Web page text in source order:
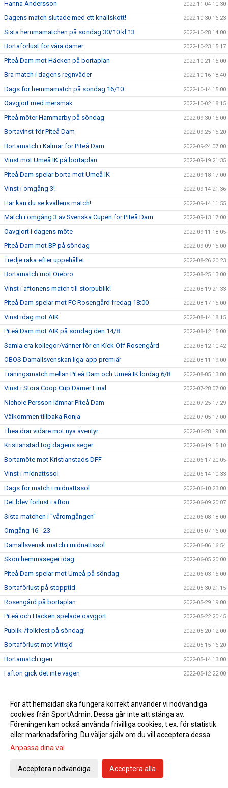
Hanna Andersson 2022-11-04 10:30
Dagens match slutade med ett knallskott! 2022-10-30 16:23
Sista hemmamatchen på söndag 30/10 kl 13 2022-10-28 14:00
Bortaförlust för våra damer 2022-10-23 15:17
Piteå Dam mot Häcken på bortaplan 2022-10-21 15:00
Bra match i dagens regnväder 2022-10-16 18:40
Dags för hemmamatch på söndag 16/10 2022-10-14 15:00
Oavgjort med mersmak 2022-10-02 18:15
Piteå möter Hammarby på söndag 2022-09-30 15:00
Bortavinst för Piteå Dam 2022-09-25 15:20
Bortamatch i Kalmar för Piteå Dam 2022-09-24 07:00
Vinst mot Umeå IK på bortaplan 2022-09-19 21:35
Piteå Dam spelar borta mot Umeå IK 2022-09-18 17:00
Vinst i omgång 3! 2022-09-14 21:36
Här kan du se kvällens match! 2022-09-14 11:55
Match i omgång 3 av Svenska Cupen för Piteå Dam 2022-09-13 17:00
Oavgjort i dagens möte 2022-09-11 18:05
Piteå Dam mot BP på söndag 2022-09-09 15:00
Tredje raka efter uppehållet 2022-08-26 20:23
Bortamatch mot Örebro 2022-08-25 13:00
Vinst i aftonens match till storpublik! 2022-08-19 21:33
Piteå Dam spelar mot FC Rosengård fredag 18:00 2022-08-17 15:00
Vinst idag mot AIK 2022-08-14 18:15
Piteå Dam mot AIK på söndag den 14/8 2022-08-12 15:00
Samla era kollegor/vänner för en Kick Off Rosengård 2022-08-12 10:42
OBOS Damallsvenskan liga-app premiär 2022-08-11 19:00
Träningsmatch mellan Piteå Dam och Umeå IK lördag 6/8 2022-08-05 13:00
Vinst i Stora Coop Cup Damer Final 2022-07-28 07:00
Nichole Persson lämnar Piteå Dam 2022-07-25 17:29
Välkommen tillbaka Ronja 2022-07-05 17:00
Thea drar vidare mot nya äventyr 2022-06-28 19:00
Kristianstad tog dagens seger 2022-06-19 15:10
Bortamöte mot Kristianstads DFF 2022-06-17 20:05
Vinst i midnattssol 2022-06-14 10:33
Dags för match i midnattssol 2022-06-10 23:00
Det blev förlust i afton 2022-06-09 20:07
Sista matchen i "våromgången" 2022-06-08 18:00
Omgång 16 - 23 2022-06-07 16:00
Damallsvensk match i midnattssol 2022-06-06 16:54
Skön hemmaseger idag 2022-06-05 20:00
Piteå Dam spelar mot Umeå på söndag 2022-06-03 15:00
Bortaförlust på stopptid 2022-05-30 21:15
Rosengård på bortaplan 2022-05-29 19:00
Piteå och Häcken spelade oavgjort 2022-05-22 20:45
Publik-/folkfest på söndag! 2022-05-20 12:00
Bortaförlust mot Vittsjö 2022-05-15 16:20
Bortamatch igen 2022-05-14 13:00
I afton gick det inte vägen 2022-05-12 22:00
Förlust mot Eskilstuna 2022-05-08 18:00
Piteå vs Eskilstuna söndag 8/5 2022-05-06 15:00
Piteås damer tog ytterligare en seger 2022-05-01 17:20
Bortamatch mot BP på söndag
Piteå vs Örebro söndag 13:00
För att hemsidan ska fungera korrekt använder vi nödvändiga
cookies från SportAdmin. Dessa går inte att stänga av.
Föreningen kan också använda frivilliga cookies, t.ex. för statistik
eller marknadsföring. Du väljer själv om du vill acceptera dessa.
Anpassa dina val
Acceptera nödvändiga Acceptera alla